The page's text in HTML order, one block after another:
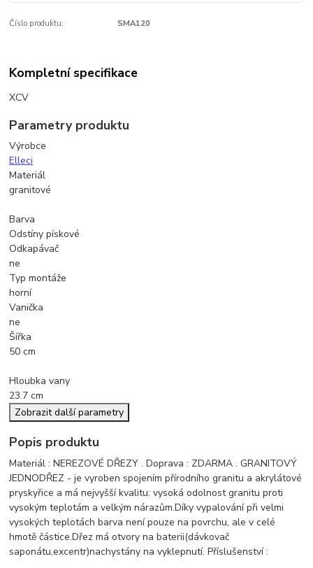
Číslo produktu: SMA120
Kompletní specifikace
XCV
Parametry produktu
Výrobce
Elleci
Materiál
granitové
Barva
Odstíny pískové
Odkapávač
ne
Typ montáže
horní
Vanička
ne
Šířka
50 cm
Hloubka vany
23.7 cm
Zobrazit další parametry
Popis produktu
Materiál : NEREZOVÉ DŘEZY . Doprava : ZDARMA . GRANITOVÝ
JEDNODŘEZ - je vyroben spojením přírodního granitu a akrylátové
pryskyřice a má nejvyšší kvalitu: vysoká odolnost granitu proti
vysokým teplotám a velkým nárazům.Díky vypalování při velmi
vysokých teplotách barva není pouze na povrchu, ale v celé
hmotě částice.Dřez má otvory na baterii(dávkovač
saponátu,excentr)nachystány na vyklepnutí. Příslušenství :